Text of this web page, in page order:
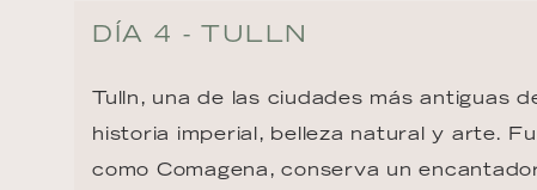
DÍA 4 - TULLN
Tulln, una de las ciudades más antiguas
historia imperial, belleza natural y arte.
como Comagena, conserva un